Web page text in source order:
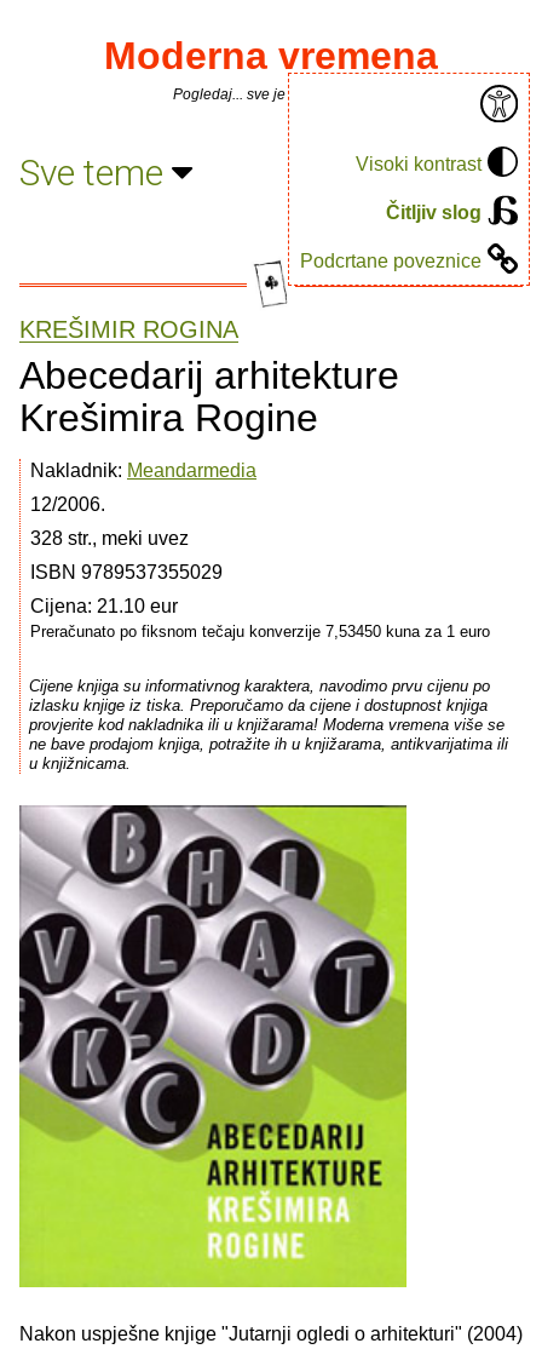
Visoki kontrast
Čitljiv slog
Podcrtane poveznice
Moderna vremena
Pogledaj... sve je puno knjiga.
Sve teme
KREŠIMIR ROGINA
Abecedarij arhitekture
Krešimira Rogine
Nakladnik: Meandarmedia
12/2006.
328 str., meki uvez
ISBN 9789537355029
Cijena: 21.10 eur
Preračunato po fiksnom tečaju konverzije 7,53450 kuna za 1 euro
Cijene knjiga su informativnog karaktera, navodimo prvu cijenu po
izlasku knjige iz tiska. Preporučamo da cijene i dostupnost knjiga
provjerite kod nakladnika ili u knjižarama! Moderna vremena više se
ne bave prodajom knjiga, potražite ih u knjižarama, antikvarijatima ili
u knjižnicama.
Nakon uspješne knjige "Jutarnji ogledi o arhitekturi" (2004)